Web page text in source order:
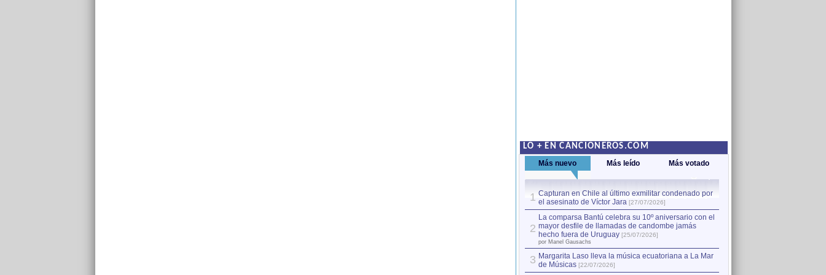
LO + EN CANCIONEROS.COM
Más nuevo Más leído Más votado
1 Capturan en Chile al último exmilitar condenado por
el asesinato de Víctor Jara [27/07/2026]
2
La comparsa Bantú celebra su 10º aniversario con el
mayor desfile de llamadas de candombe jamás
hecho fuera de Uruguay [25/07/2026]
por Manel Gausachs
3 Margarita Laso lleva la música ecuatoriana a La Mar
de Músicas [22/07/2026]